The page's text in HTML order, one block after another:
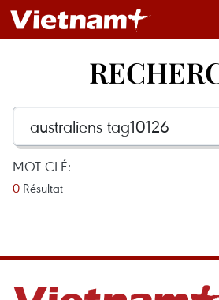
MOT CLÉ:
0 Résultat